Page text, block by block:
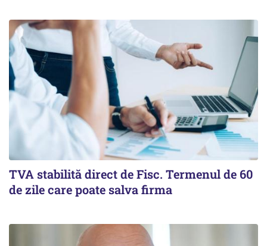
TVA stabilită direct de Fisc. Termenul de 60
de zile care poate salva firma